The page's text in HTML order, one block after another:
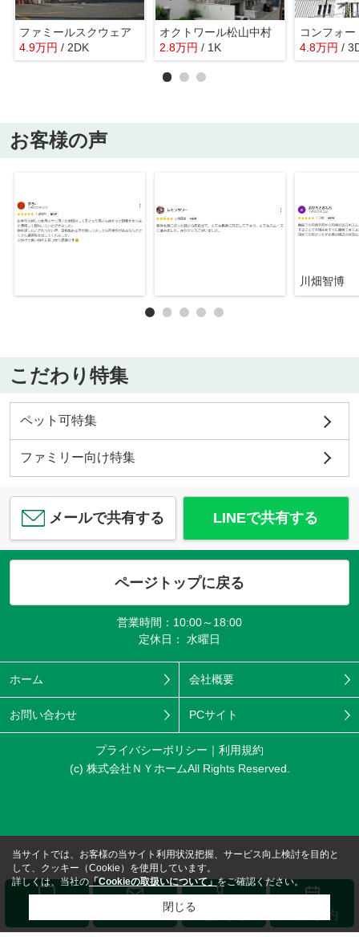
ファミールスクウェア
4.9万円 / 2DK
オクトワール松山中村
2.8万円 / 1K
コンフォ
4.8万円 /
お客様の声
川畑智博
こだわり特集
ペット可特集
ファミリー向け特集
メールで共有する LINEで共有する
ページトップに戻る
営業時間：10:00～18:00
定休日： 水曜日
ホーム 会社概要
お問い合わせ PCサイト
プライバシーポリシー
利用規約
(c) 株式会社ＮＹホームAll Rights Reserved.
来店予約
当サイトでは、お客様の当サイト利用状況把握、サービス向上検討を目的と
して、クッキー（Cookie）を使用しています。
詳しくは、当社の 「Cookieの取扱いについて」をご確認ください。
閉じる